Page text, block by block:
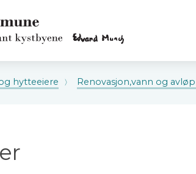
hytteeiere Renovasjon,vann og